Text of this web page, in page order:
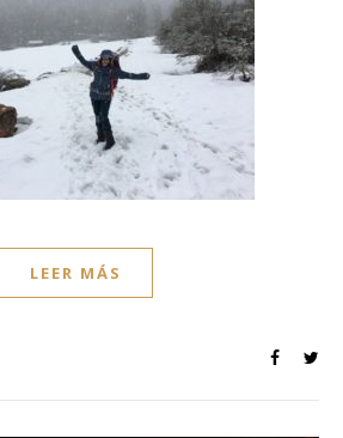
LEER MÁS